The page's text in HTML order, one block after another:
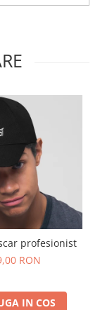
profesionist
RON
IN COS